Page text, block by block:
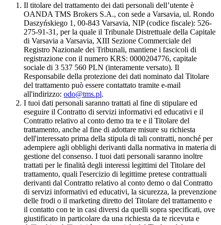
Il titolare del trattamento dei dati personali dell’utente è
OANDA TMS Brokers S.A., con sede a Varsavia, ul. Rondo
Daszyńskiego 1, 00-843 Varsavia, NIP (codice fiscale): 526-
275-91-31, per la quale il Tribunale Distrettuale della Capitale
di Varsavia a Varsavia, XIII Sezione Commerciale del
Registro Nazionale dei Tribunali, mantiene i fascicoli di
registrazione con il numero KRS: 0000204776, capitale
sociale di 3 537 560 PLN (interamente versato). Il
Responsabile della protezione dei dati nominato dal Titolare
del trattamento può essere contattato tramite e-mail
all'indirizzo: odo@tms.pl.
I tuoi dati personali saranno trattati al fine di stipulare ed
eseguire il Contratto di servizi informativi ed educativi e il
Contratto relativo al conto demo tra te e il Titolare del
trattamento, anche al fine di adottare misure su richiesta
dell'interessato prima della stipula di tali contratti, nonché per
adempiere agli obblighi derivanti dalla normativa in materia di
gestione del consenso. I tuoi dati personali saranno inoltre
trattati per le finalità degli interessi legittimi del Titolare del
trattamento, quali l'esercizio di legittime pretese contrattuali
derivanti dal Contratto relativo al conto demo o dal Contratto
di servizi informativi ed educativi, la sicurezza, la prevenzione
delle frodi o il marketing diretto del Titolare del trattamento e
il contatto con te in casi diversi da quelli sopra specificati, ove
giustificato in particolare da una richiesta da te ricevuta e